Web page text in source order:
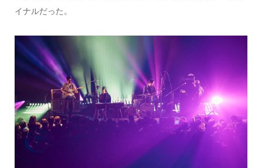
イナルだった。